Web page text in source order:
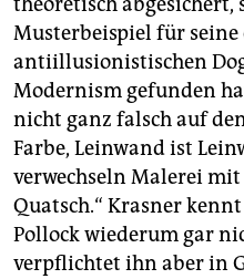
Musterbeispiel für seine
antiillusionistischen
Modernism gefunden
nicht ganz falsch auf
Farbe, Leinwand ist
verwechseln Malerei
Quatsch.“ Krasner
Pollock wiederum gar
verpflichtet ihn aber in